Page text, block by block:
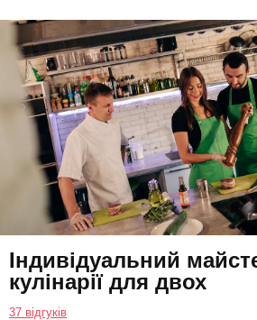
Індивідуальний
кулінарії для двох
37 відгуків